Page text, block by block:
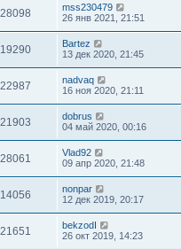
28098
mss230479
26 янв 2021, 21:51
19290
Bartez
13 дек 2020, 21:45
22987
nadvaq
16 ноя 2020, 21:11
21903
dobrus
04 май 2020, 00:16
28061
Vlad92
09 апр 2020, 21:48
14056
nonpar
12 дек 2019, 20:17
21651
bekzodI
26 окт 2019, 14:23